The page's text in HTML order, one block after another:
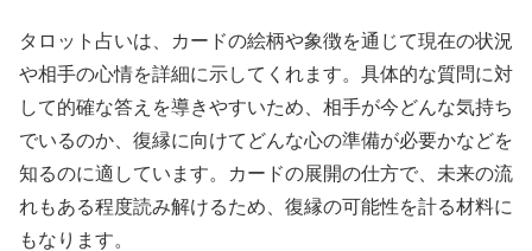
タロット占いは、カードの絵柄や象徴を通じて現在の状況
や相手の心情を詳細に示してくれます。具体的な質問に対
して的確な答えを導きやすいため、相手が今どんな気持ち
でいるのか、復縁に向けてどんな心の準備が必要かなどを
知るのに適しています。カードの展開の仕方で、未来の流
れもある程度読み解けるため、復縁の可能性を計る材料に
もなります。